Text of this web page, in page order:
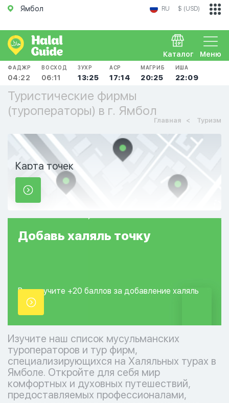
Ямбол RU $ (USD)
Меню
Каталог
ФАДЖР
04:22
ВОСХОД
06:11
ЗУХР
13:25
АСР
17:14
МАГРИБ
20:25
ИША
22:09
Туристические фирмы
(туроператоры) в г. Ямбол
Главная Туризм
Карта точек
Добавь халяль точку
Вы получите +20 баллов за добавление халяль
точки.
Изучите наш список мусульманских
туроператоров и тур фирм,
специализирующихся на Халяльных турах в
Ямболе. Откройте для себя мир
комфортных и духовных путешествий,
предоставляемых профессионалами,